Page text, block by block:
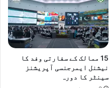
15 ممالک کے سفارتی وفد کا
نیشنل ایمرجنسی آپریشنز
سینٹر کا دورہ